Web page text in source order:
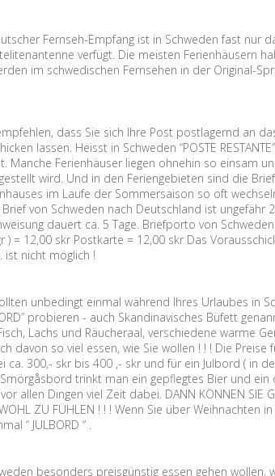
Fernseh-Empfang ist in Schweden fast nur
verfügt. Die meisten Ferienhäusern
im schwedischen Fernsehen in der Original-
dass Sie sich Ihre Post postlagernd an
lassen. Heisst in Schweden “POSTE
Manche Ferienhäuser liegen ohnehin so einsam
wird. Und in den Feriengebieten sind die
im Laufe der Sommersaison so oft
von Schweden nach Deutschland ist ungefähr
dauert ca. 5 Tage. Briefporto von
= 12,00 skr Postkarte = 12,00 skr Das
ist nicht möglich !
unbedingt einmal während Ihres Urlaubes in
probieren - auch Skandinavisches Büfett
Lachs und Räucheraal, verschiedene warme
davon so viel essen, wie Sie wollen ! ! ! Die Preise
300,- skr bis 400 ,- skr und für ein Julbord ( in
trinkt man ein gepflegtes Bier und ein
allen Dingen viel Zeit dabei. DANN KÖNNEN SIE
WOHL ZU FÜHLEN ! ! ! Wenn Sie über Weihnachten
“ JULBORD “ .
besonders preisgünstig essen gehen wollen,